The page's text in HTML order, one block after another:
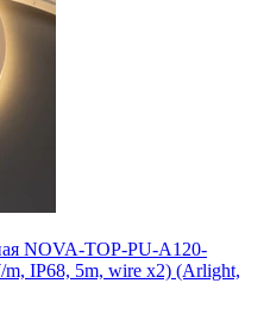
NOVA-TOP-PU-A120-
IP68, 5m, wire x2) (Arlight,